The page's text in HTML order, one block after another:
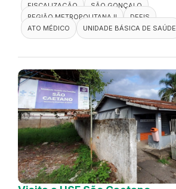
FISCALIZAÇÃO
SÃO GONÇALO
REGIÃO METROPOLITANA II
DEFIS
ATO MÉDICO
UNIDADE BÁSICA DE SAÚDE